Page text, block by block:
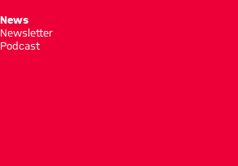
News
Newsletter
Podcast